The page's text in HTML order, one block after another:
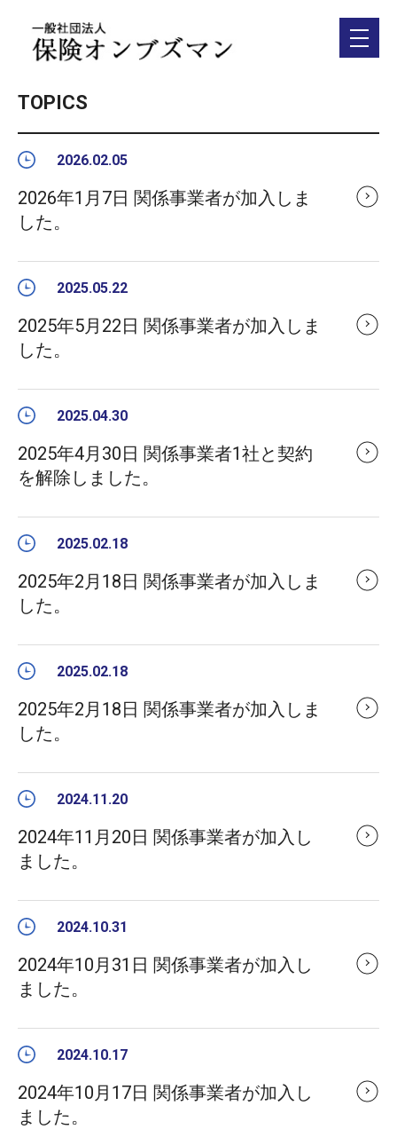
TOPICS
2026.02.05
2026年1月7日 関係事業者が加入しま
した。
2025.05.22
2025年5月22日 関係事業者が加入しま
した。
2025.04.30
2025年4月30日 関係事業者1社と契約
を解除しました。
2025.02.18
2025年2月18日 関係事業者が加入しま
した。
2025.02.18
2025年2月18日 関係事業者が加入しま
した。
2024.11.20
2024年11月20日 関係事業者が加入し
ました。
2024.10.31
2024年10月31日 関係事業者が加入し
ました。
2024.10.17
2024年10月17日 関係事業者が加入し
ました。